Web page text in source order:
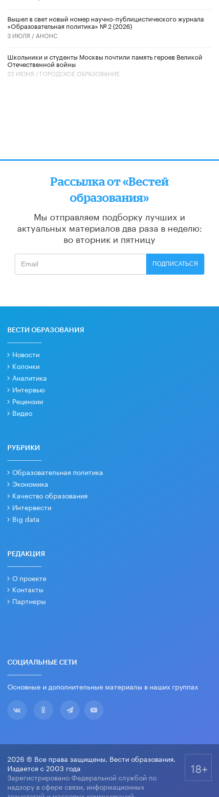
Вышел в свет новый номер научно-публицистического журнала
«Образовательная политика» № 2 (2026)
3 ИЮЛЯ / АНОНС
Школьники и студенты Москвы почтили память героев Великой
Отечественной войны
22 ИЮНЯ / ГОРОДСКОЕ ОБРАЗОВАНИЕ
Рассылка от «Вестей
образования»
Мы отправляем подборку лучших и
актуальных материалов два раза в неделю:
во вторник и пятницу
ПОДПИСАТЬСЯ
ВЕСТИ ОБРАЗОВАНИЯ
Новости
Колонки
Аналитика
Интервью
Рецензии
Видео
РУБРИКИ
Образовательная политика
Экономика
Качество образования
Интервести
Big data
РЕДАКЦИЯ
О проекте
Контакты
Партнеры
СОЦИАЛЬНЫЕ СЕТИ
Основные и дополнительные материалы в наших группах
2026 © Все права защищены. Вести образования.
Издается с 2003 года
Зарегистрировано Федеральной службой по
надзору в сфере связи, информационных
18+